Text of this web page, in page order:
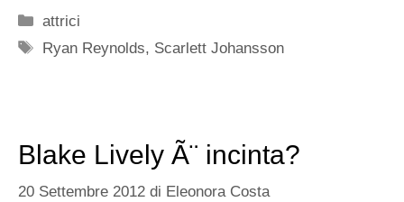
Categorie
attrici
Tag
Ryan Reynolds, Scarlett Johansson
Blake Lively Ã¨ incinta?
20 Settembre 2012 di Eleonora Costa